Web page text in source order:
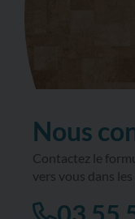
Nous
Contactez le
vers vous dans